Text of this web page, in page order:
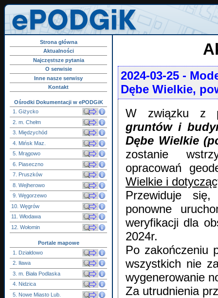
Strona główna
Aktualności
Najczęstsze pytania
O serwisie
Inne nasze serwisy
Kontakt
Ośrodki Dokumentacji w ePODGiK
1. Giżycko
2. m. Chełm
3. Międzychód
4. Mińsk Maz.
5. Mrągowo
6. Piaseczno
7. Pruszków
8. Wejherowo
9. Węgorzewo
10. Węgrów
11. Włodawa
12. Wołomin
Portale mapowe
1. Działdowo
2. Iława
3. m. Biała Podlaska
4. Nidzica
5. Nowe Miasto Lub.
2024-03-25 -
Dębe Wielkie,
W związku z
gruntów i
Dębe Wielkie
zostanie
opracowań
Wielkie i
Przewiduje
ponowne
weryfikacji dla
2024r.
Po zakończeniu
wszystkich nie
wygenerowanie
Za utrudnienia